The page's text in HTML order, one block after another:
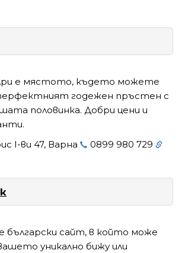
е мястото, където можете
годежен пръстен с
половинка. Добри цени и
I-ви 47, Варна
0899 980 729
сайт, в който може
уникално бижу или